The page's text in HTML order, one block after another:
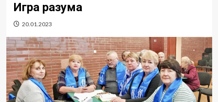
Игра разума
20.01.2023